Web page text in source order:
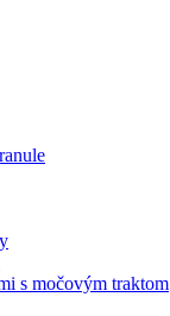
s močovým traktom